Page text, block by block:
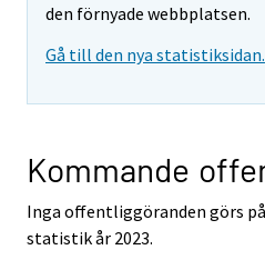
den förnyade webbplatsen.
Gå till den nya statistiksidan.
Kommande
Inga offentliggöranden görs
statistik år 2023.